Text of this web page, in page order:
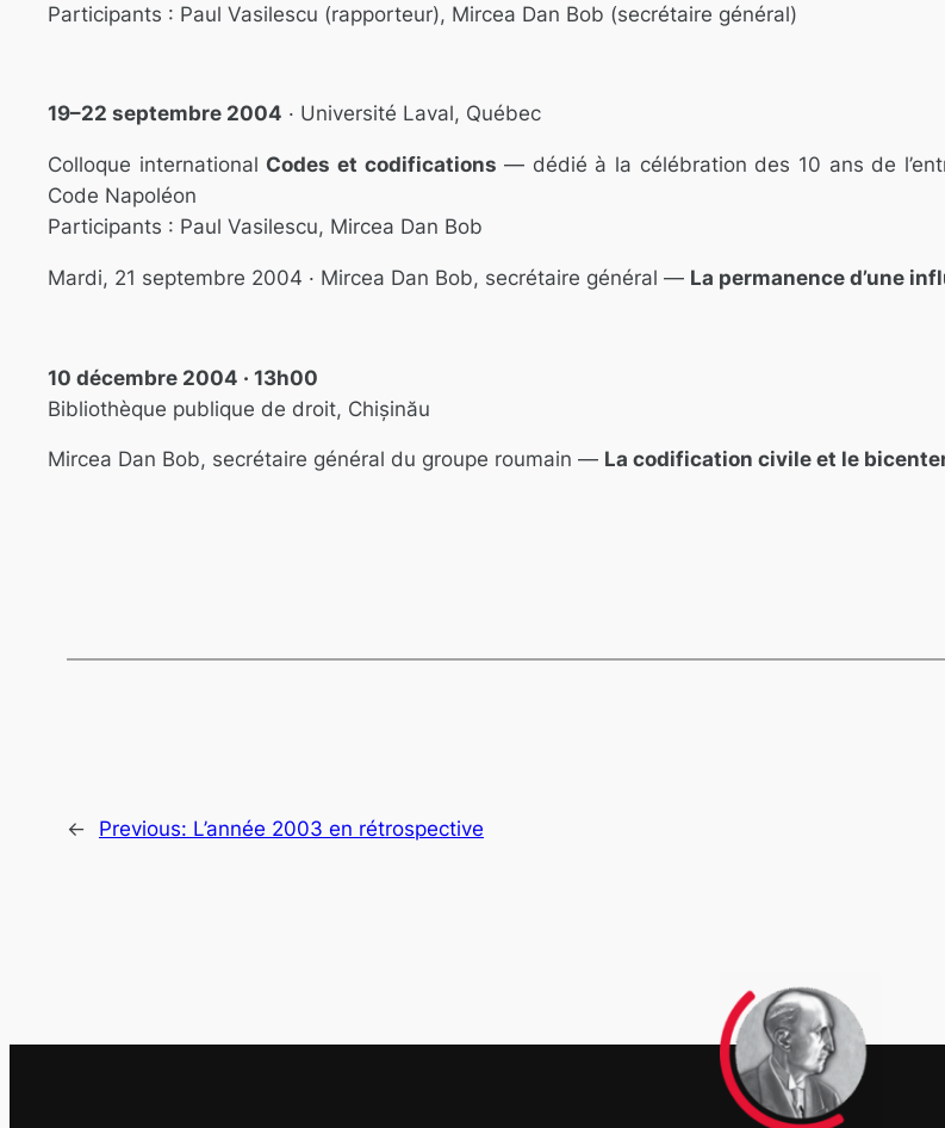
Participants : Paul Vasilescu (rapporteur), Mircea Dan Bob (secrétaire général)
19–22 septembre 2004 · Université Laval, Québec
Colloque international Codes et codifications — dédié à la célébration des 10 ans de
Code Napoléon
Participants : Paul Vasilescu, Mircea Dan Bob
Mardi, 21 septembre 2004 · Mircea Dan Bob, secrétaire général — La permanence d’une
10 décembre 2004 · 13h00
Bibliothèque publique de droit, Chișinău
Mircea Dan Bob, secrétaire général du groupe roumain — La codification civile et le
← Previous: L’année 2003 en rétrospective